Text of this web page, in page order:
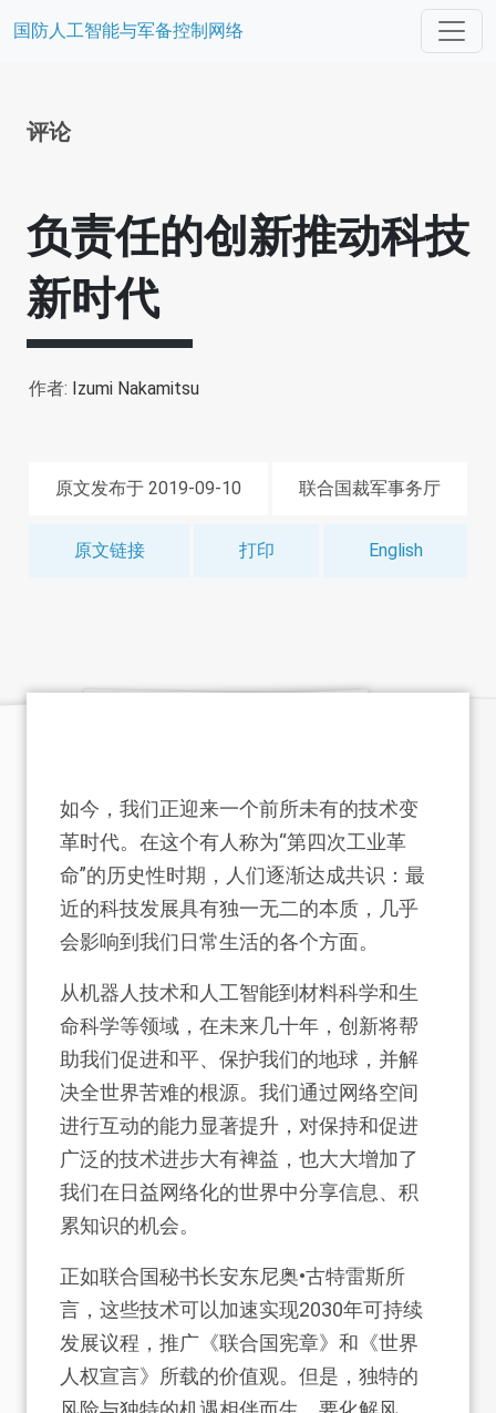
国防人工智能与军备控制网络
评论
负责任的创新推动科技
新时代
作者: Izumi Nakamitsu
原文发布于 2019-09-10 联合国裁军事务厅
原文链接 打印 English
如今，我们正迎来一个前所未有的技术变
革时代。在这个有人称为“第四次工业革
命”的历史性时期，人们逐渐达成共识：最
近的科技发展具有独一无二的本质，几乎
会影响到我们日常生活的各个方面。
从机器人技术和人工智能到材料科学和生
命科学等领域，在未来几十年，创新将帮
助我们促进和平、保护我们的地球，并解
决全世界苦难的根源。我们通过网络空间
进行互动的能力显著提升，对保持和促进
广泛的技术进步大有裨益，也大大增加了
我们在日益网络化的世界中分享信息、积
累知识的机会。
正如联合国秘书长安东尼奥•古特雷斯所
言，这些技术可以加速实现2030年可持续
发展议程，推广《联合国宪章》和《世界
人权宣言》所载的价值观。但是，独特的